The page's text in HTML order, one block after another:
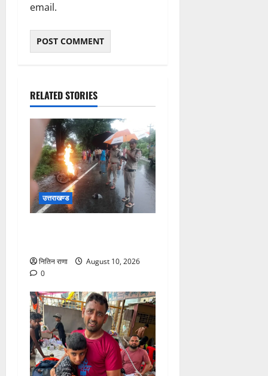
email.
RELATED STORIES
उत्तराखण्ड
नितिन राणा
August 10, 2026
0